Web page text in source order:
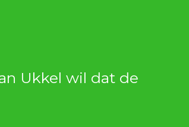
Ukkel wil dat de